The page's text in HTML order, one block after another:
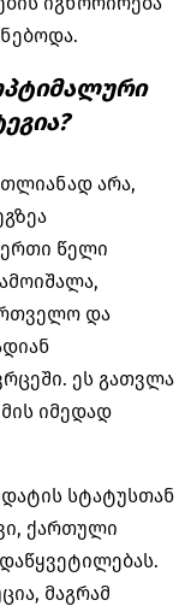
არა,
წელი
და
ეს გათვლა
იმედად
სტატუსთან
ქართული
მაგრამ